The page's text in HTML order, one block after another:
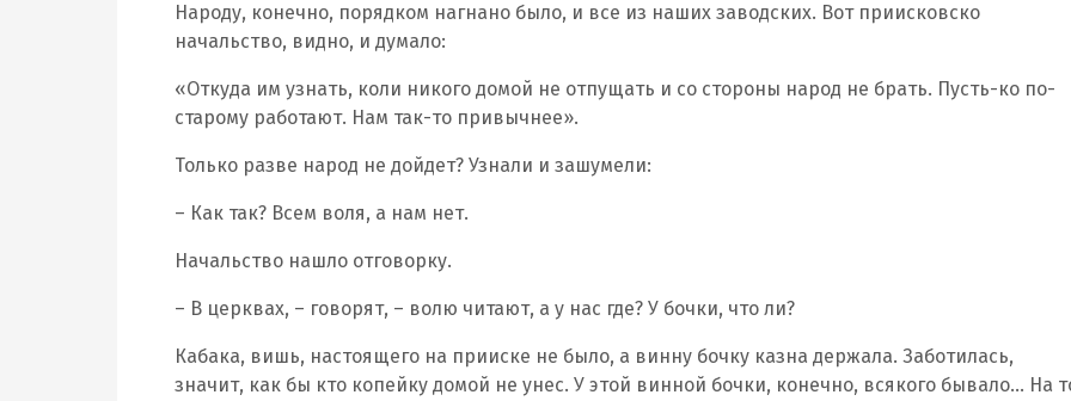
Народу, конечно, порядком нагнано было, и все из наших заводских. Вот приисковско
начальство, видно, и думало:
«Откуда им узнать, коли никого домой не отпущать и со стороны народ не брать. Пусть-ко по-
старому работают. Нам так-то привычнее».
Только разве народ не дойдет? Узнали и зашумели:
– Как так? Всем воля, а нам нет.
Начальство нашло отговорку.
– В церквах, – говорят, – волю читают, а у нас где? У бочки, что ли?
Кабака, вишь, настоящего на прииске не было, а винну бочку казна держала. Заботилась,
значит, как бы кто копейку домой не унес. У этой винной бочки, конечно, всякого бывало… На